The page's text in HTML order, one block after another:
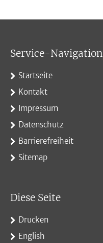
Service-Navigation
Startseite
Kontakt
Impressum
Datenschutz
Barrierefreiheit
Sitemap
Diese Seite
Drucken
English